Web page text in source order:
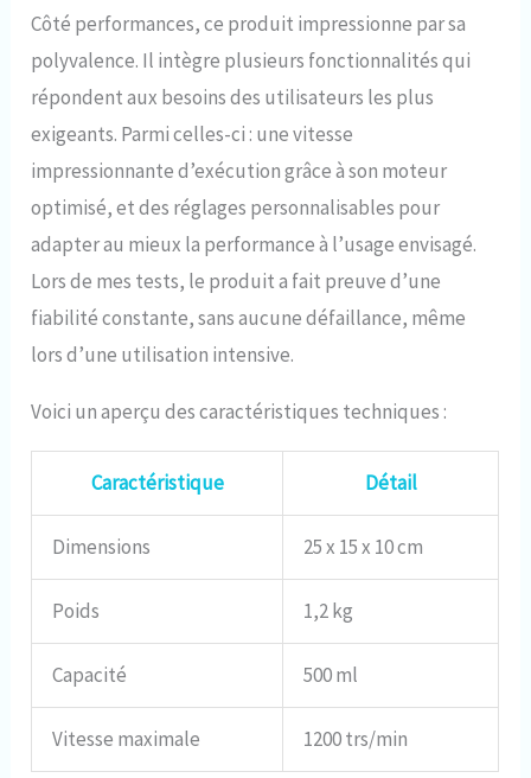
limite de profondeur de
sécurité d'environ 5 mètres. Il
peut être utilisé comme source
d'air de secours pour la plongée
profonde à moins de 30 mètres.
La mini bouteille de plongée
convient à l'exploration sous-
marine, au nettoyage des
bateaux, au sauvetage
d'urgence, à la source d'air de
DE GONFLAGE: Magasin de
plongée local. Adaptateur de
connectez-le à une bouteille de
votre SMACO S400 en 8
vous permet de remplir votre
bouteille de plongée de 1 L
sans effort, en 26 minutes
méthode de gonflage de
fournir de l'aide pour le
gonflage en 50 minutes environ
Côté performances, ce produit impressionne par sa
polyvalence. Il intègre plusieurs fonctionnalités qui
répondent aux besoins des utilisateurs les plus
exigeants. Parmi celles-ci : une vitesse
impressionnante d’exécution grâce à son moteur
optimisé, et des réglages personnalisables pour
adapter au mieux la performance à l’usage envisagé.
Lors de mes tests, le produit a fait preuve d’une
fiabilité constante, sans aucune défaillance, même
lors d’une utilisation intensive.
Voici un aperçu des caractéristiques techniques :
Caractéristique Détail
Dimensions 25 x 15 x 10 cm
Poids 1,2 kg
Capacité 500 ml
Vitesse maximale 1200 trs/min